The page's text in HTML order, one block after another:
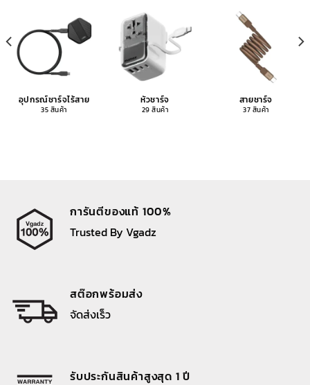
อุปกรณ์ชาร์จไร้สาย
35 สินค้า
หัวชาร์จ
29 สินค้า
สายชาร์จ
37 สินค้า
การันตีของแท้ 100%
Trusted By Vgadz
สต๊อกพร้อมส่ง
จัดส่งเร็ว
รับประกันสินค้าสูงสุด 1 ปี